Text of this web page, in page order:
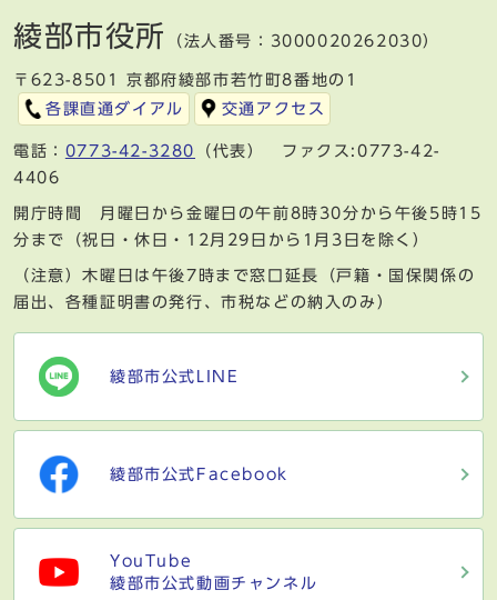
綾部市役所 （法人番号：3000020262030）
〒623-8501 京都府綾部市若竹町8番地の1
各課直通ダイアル
交通アクセス
電話： 0773-42-3280
（代表） ファクス:0773-42-
4406
開庁時間 月曜日から金曜日の午前8時30分から午後5時15
分まで（祝日・休日・12月29日から1月3日を除く）
（注意）木曜日は午後7時まで窓口延長（戸籍・国保関係の
届出、各種証明書の発行、市税などの納入のみ）
綾部市公式LINE
綾部市公式Facebook
YouTube
綾部市公式動画チャンネル